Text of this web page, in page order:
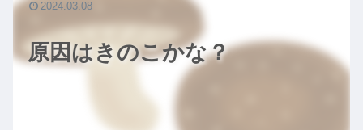
原因はきのこかな？
2024.03.08